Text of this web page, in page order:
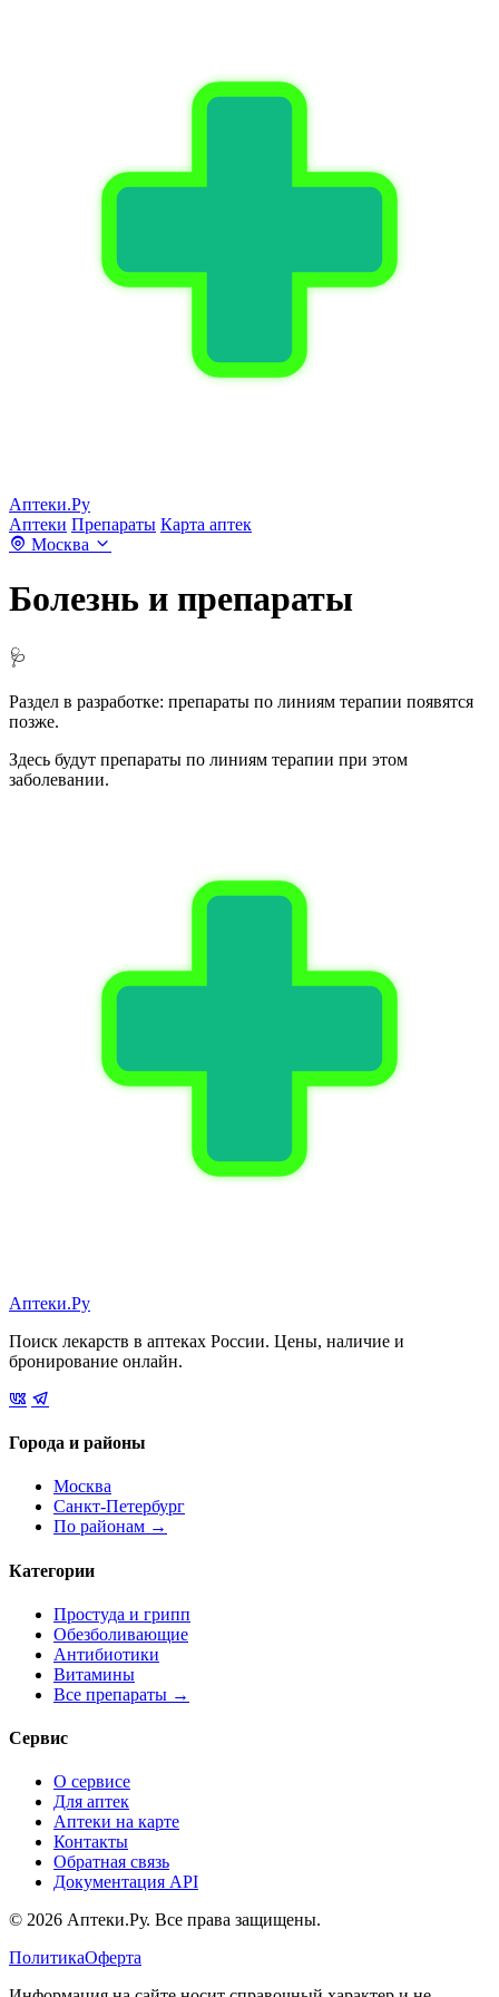
Аптеки.Ру
Аптеки Препараты Карта аптек
Москва
Болезнь и препараты
🩺
Раздел в разработке: препараты по линиям терапии появятся
позже.
Здесь будут препараты по линиям терапии при этом
заболевании.
Аптеки.Ру
Поиск лекарств в аптеках России. Цены, наличие и
бронирование онлайн.
Города и районы
Москва
Санкт-Петербург
По районам →
Категории
Простуда и грипп
Обезболивающие
Антибиотики
Витамины
Все препараты →
Сервис
О сервисе
Для аптек
Аптеки на карте
Контакты
Обратная связь
Документация API
© 2026 Аптеки.Ру. Все права защищены.
ПолитикаОферта